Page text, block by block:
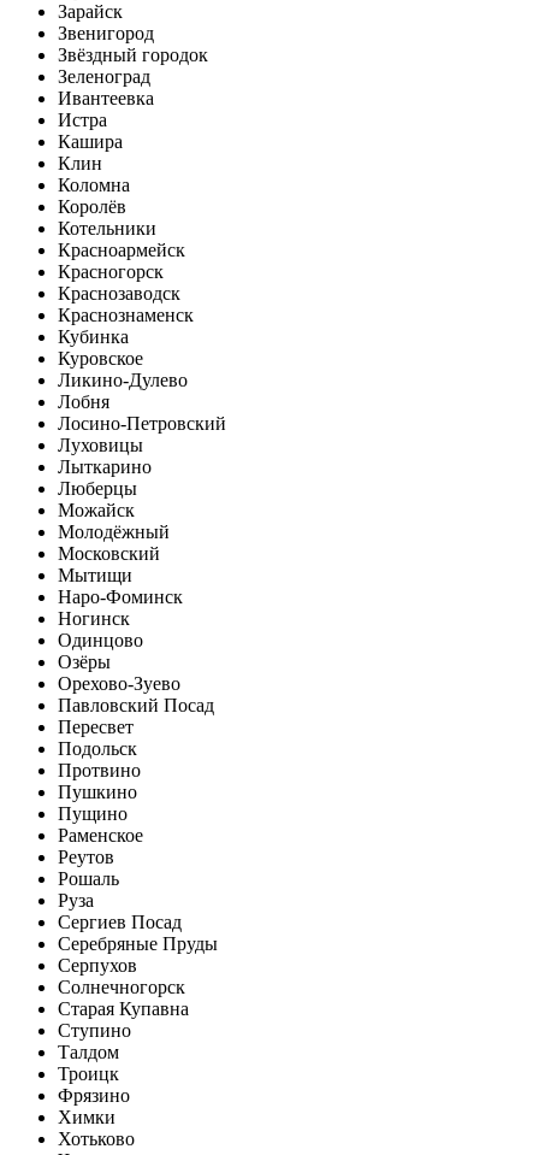
Зарайск
Звенигород
Звёздный городок
Зеленоград
Ивантеевка
Истра
Кашира
Клин
Коломна
Королёв
Котельники
Красноармейск
Красногорск
Краснозаводск
Краснознаменск
Кубинка
Куровское
Ликино-Дулево
Лобня
Лосино-Петровский
Луховицы
Лыткарино
Люберцы
Можайск
Молодёжный
Московский
Мытищи
Наро-Фоминск
Ногинск
Одинцово
Озёры
Орехово-Зуево
Павловский Посад
Пересвет
Подольск
Протвино
Пушкино
Пущино
Раменское
Реутов
Рошаль
Руза
Сергиев Посад
Серебряные Пруды
Серпухов
Солнечногорск
Старая Купавна
Ступино
Талдом
Троицк
Фрязино
Химки
Хотьково